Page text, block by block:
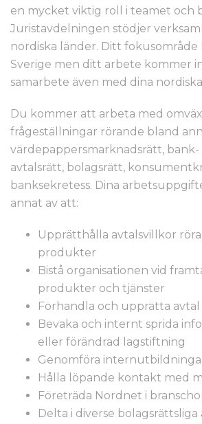
en mycket viktig roll i teamet och
Juristavdelningen stödjer
nordiska länder. Ditt
Sverige men ditt arbete kommer
samarbete även med dina
Du kommer att arbeta med
frågeställningar rörande bland
värdepappersmarknadsrätt,
avtalsrätt, bolagsrätt,
banksekretess. Dina
annat av att:
Upprätthålla avtalsvillkor
produkter
Bistå organisationen vid
produkter och tjänster
Förhandla och upprätta avtal
Bevaka och internt sprida
eller förändrad lagstiftning
Genomföra
Hålla löpande kontakt med
Företräda Nordnet i
Delta i diverse